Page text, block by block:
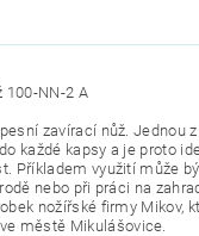
100-NN-2 A
zavírací nůž. Jednou
každé kapsy a je proto
Příkladem využití může
nebo při práci na
nožířské firmy Mikov,
městě Mikulášovice.